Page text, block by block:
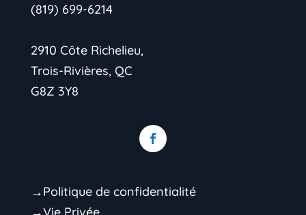
(819) 699-6214
2910 Côte Richelieu,
Trois-Rivières, QC
G8Z 3Y8
→Politique de confidentialité